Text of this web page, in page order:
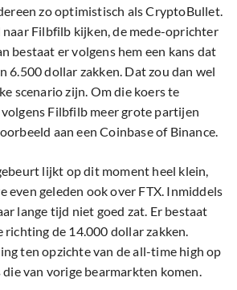
zo optimistisch als CryptoBullet.
Filbfilb kijken, de mede-oprichter
bestaat er volgens hem een kans dat
6.500 dollar zakken. Dat zou dan wel
scenario zijn. Om die koers te
Filbfilb meer grote partijen
aan een Coinbase of Binance.
lijkt op dit moment heel klein,
even geleden ook over FTX. Inmiddels
lange tijd niet goed zat. Er bestaat
richting de 14.000 dollar zakken.
ten opzichte van de all-time high op
van vorige bearmarkten komen.